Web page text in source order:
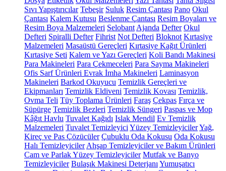
Sıvı Yapıştırıcılar Tebeşir Suluk Resim Çantası Pano Okul
Çantası Kalem Kutusu Beslenme Çantası Resim Boyaları ve
Resim Boya Malzemeleri Selobant Ajanda Defter Okul
Defteri Spiralli Defter Fihrist Not Defteri Bloknot Kırtasiye
Malzemeleri Masaüstü Gereçleri Kırtasiye Kağıt Ürünleri
Kırtasiye Seti Kalem ve Yazı Gereçleri Koli Bandı Makinesi
Para Makineleri Para Çekmeceleri Para Sayma Makineleri
Ofis Sarf Ürünleri Evrak İmha Makineleri Laminasyon
Makineleri Barkod Okuyucu Temizlik Gereçleri ve
Ekipmanları Temizlik Eldiveni Temizlik Kovası Temizlik,
Ovma Teli Tüy Toplama Ürünleri Faraş Çekpas Fırça ve
Süpürge Temizlik Bezleri Temizlik Süngeri Paspas ve Mop
Kâğıt Havlu Tuvalet Kağıdı Islak Mendil Ev Temizlik
Malzemeleri Tuvalet Temizleyici Yüzey TemizleyicilerYağ,
Kireç ve Pas Çözücüler Çubuklu Oda Kokusu Oda Kokusu
Halı Temizleyiciler Ahşap Temizleyiciler ve Bakım Ürünleri
Cam ve Parlak Yüzey Temizleyiciler Mutfak ve Banyo
Temizleyiciler Bulaşık Makinesi Deterjanı Yumuşatıcı